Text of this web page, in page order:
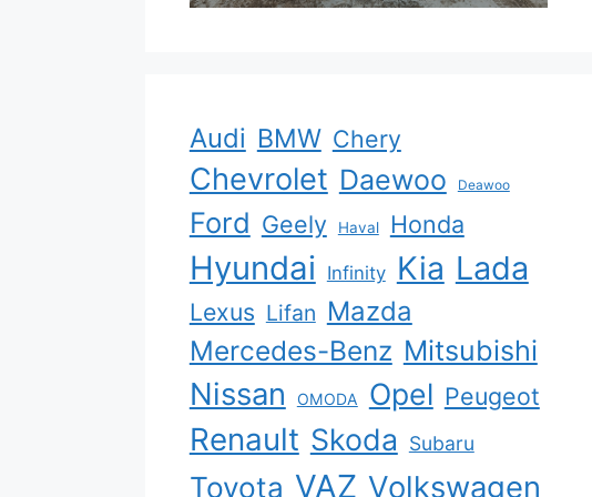
Audi BMW Chery
Chevrolet Daewoo Deawoo
Ford Geely Haval Honda
Hyundai Infinity Kia Lada
Lexus Lifan Mazda
Mercedes-Benz Mitsubishi
Nissan OMODA Opel Peugeot
Renault Skoda Subaru
Toyota VAZ Volkswagen